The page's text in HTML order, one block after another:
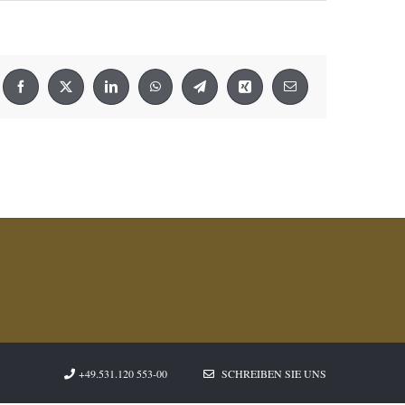
FacebookX LinkedInWhatsAppTelegramXing
E-
Mail
+49.531.120 553-00 SCHREIBEN SIE UNS